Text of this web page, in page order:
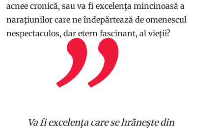
acnee cronică, sau va fi excelenţa mincinoasă a
naraţiunilor care ne îndepărtează de omenescul
nespectaculos, dar etern fascinant, al vieţii?
Va fi excelenţa care se hrăneşte din